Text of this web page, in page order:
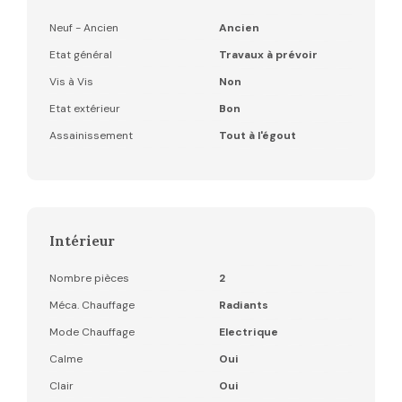
Neuf - Ancien
Ancien
Etat général
Travaux à prévoir
Vis à Vis
Non
Etat extérieur
Bon
Assainissement
Tout à l'égout
Intérieur
Nombre pièces
2
Méca. Chauffage
Radiants
Mode Chauffage
Electrique
Calme
Oui
Clair
Oui